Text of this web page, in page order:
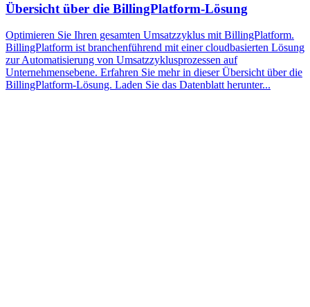
Übersicht über die BillingPlatform-Lösung
Optimieren Sie Ihren gesamten Umsatzzyklus mit BillingPlatform.
BillingPlatform ist branchenführend mit einer cloudbasierten Lösung
zur Automatisierung von Umsatzzyklusprozessen auf
Unternehmensebene. Erfahren Sie mehr in dieser Übersicht über die
BillingPlatform-Lösung. Laden Sie das Datenblatt herunter...